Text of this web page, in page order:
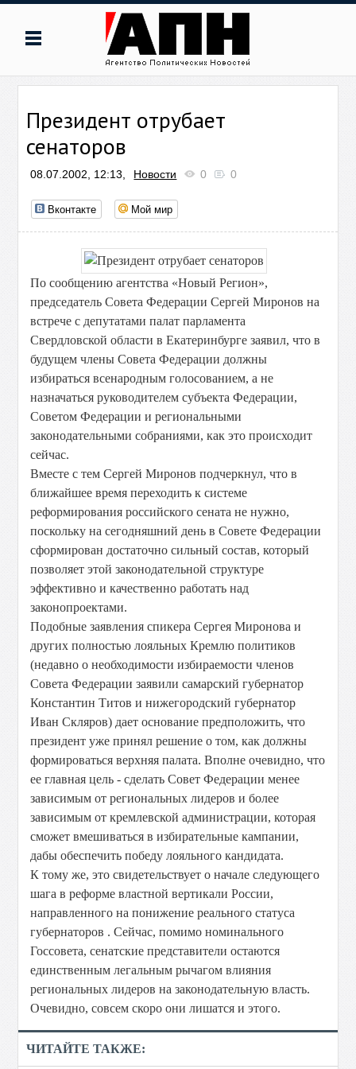
Президент отрубает
сенаторов
08.07.2002, 12:13, Новости 0 0
Вконтакте Мой мир
По сообщению агентства «Новый Регион»,
председатель Совета Федерации Сергей Миронов на
встрече с депутатами палат парламента
Свердловской области в Екатеринбурге заявил, что в
будущем члены Совета Федерации должны
избираться всенародным голосованием, а не
назначаться руководителем субъекта Федерации,
Советом Федерации и региональными
законодательными собраниями, как это происходит
сейчас.
Вместе с тем Сергей Миронов подчеркнул, что в
ближайшее время переходить к системе
реформирования российского сената не нужно,
поскольку на сегодняшний день в Совете Федерации
сформирован достаточно сильный состав, который
позволяет этой законодательной структуре
эффективно и качественно работать над
законопроектами.
Подобные заявления спикера Сергея Миронова и
других полностью лояльных Кремлю политиков
(недавно о необходимости избираемости членов
Совета Федерации заявили самарский губернатор
Константин Титов и нижегородский губернатор
Иван Скляров) дает основание предположить, что
президент уже принял решение о том, как должны
формироваться верхняя палата. Вполне очевидно, что
ее главная цель - сделать Совет Федерации менее
зависимым от региональных лидеров и более
зависимым от кремлевской администрации, которая
сможет вмешиваться в избирательные кампании,
дабы обеспечить победу лояльного кандидата.
К тому же, это свидетельствует о начале следующего
шага в реформе властной вертикали России,
направленного на понижение реального статуса
губернаторов . Сейчас, помимо номинального
Госсовета, сенатские представители остаются
единственным легальным рычагом влияния
региональных лидеров на законодательную власть.
Очевидно, совсем скоро они лишатся и этого.
ЧИТАЙТЕ ТАКЖЕ: